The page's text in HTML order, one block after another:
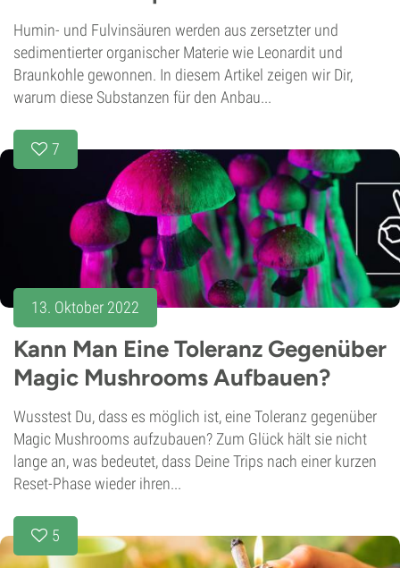
Humin- und Fulvinsäuren werden aus zersetzter und
sedimentierter organischer Materie wie Leonardit und
Braunkohle gewonnen. In diesem Artikel zeigen wir Dir,
warum diese Substanzen für den Anbau...
7
13. Oktober 2022
Kann Man Eine Toleranz Gegenüber
Magic Mushrooms Aufbauen?
Wusstest Du, dass es möglich ist, eine Toleranz gegenüber
Magic Mushrooms aufzubauen? Zum Glück hält sie nicht
lange an, was bedeutet, dass Deine Trips nach einer kurzen
Reset-Phase wieder ihren...
5